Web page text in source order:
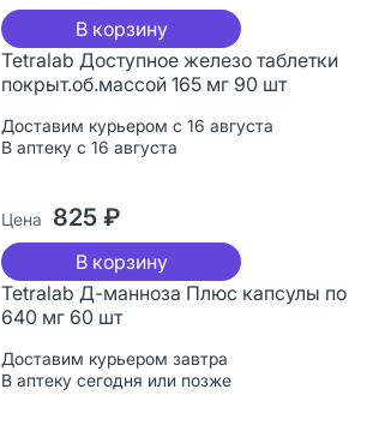
В корзину
Tetralab Доступное железо таблетки
покрыт.об.массой 165 мг 90 шт
Доставим курьером с 16 августа
В аптеку с 16 августа
Цена 825 ₽
В корзину
Tetralab Д-манноза Плюс капсулы по
640 мг 60 шт
Доставим курьером завтра
В аптеку сегодня или позже